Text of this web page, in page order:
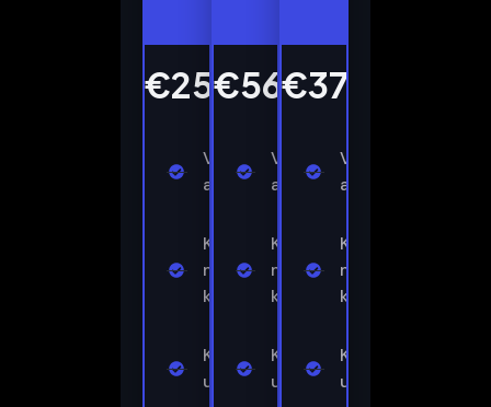
€25.99
Välitön
aktivointi
Kaikki
maailman
kanavat
Kaikki
urheilukanavat
€56.99
Välitön
aktivointi
Kaikki
maailman
kanavat
Kaikki
urheilukanavat
€37.99
Välitön
aktivointi
Kaikki
maailman
kanavat
Kaikki
urheilukanavat